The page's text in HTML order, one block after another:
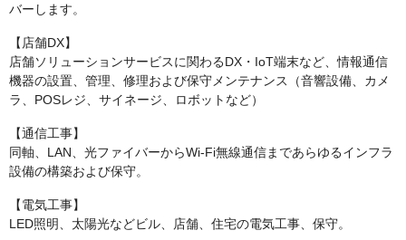
バーします。
【店舗DX】
店舗ソリューションサービスに関わるDX・IoT端末など、情報通信
機器の設置、管理、修理および保守メンテナンス（音響設備、カメ
ラ、POSレジ、サイネージ、ロボットなど）
【通信工事】
同軸、LAN、光ファイバーからWi-Fi無線通信まであらゆるインフラ
設備の構築および保守。
【電気工事】
LED照明、太陽光などビル、店舗、住宅の電気工事、保守。